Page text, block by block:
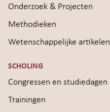
Onderzoek & Projecten
Methodieken
Wetenschappelijke artikelen
SCHOLING
Congressen en studiedagen
Trainingen